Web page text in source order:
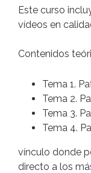
Este curso
vídeos en
Contenidos
Tema 1.
Tema 2.
Tema 3.
Tema 4.
vínculo donde
directo a los